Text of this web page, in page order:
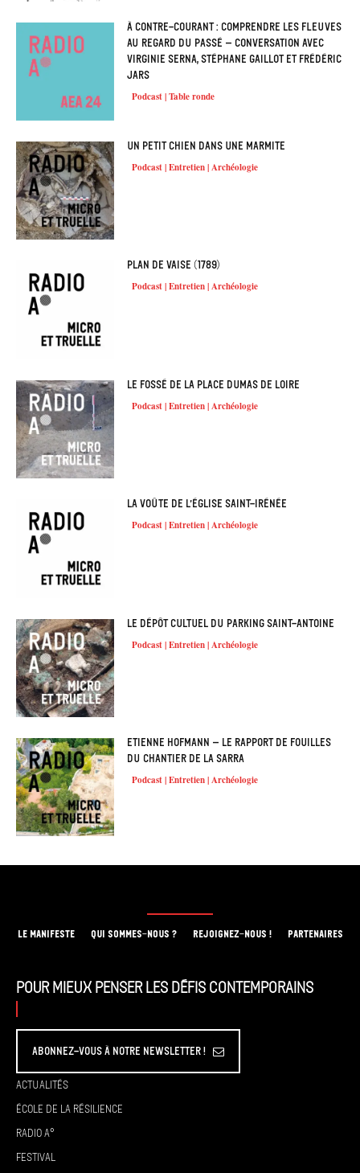
À contre-courant : comprendre les fleuves
au regard du passé – Conversation avec
Virginie Serna, Stéphane Gaillot et Frédéric
Jars
Podcast | Table ronde
Un petit chien dans une marmite
Podcast | Entretien | Archéologie
Plan de Vaise (1789)
Podcast | Entretien | Archéologie
Le fossé de la place Dumas de Loire
Podcast | Entretien | Archéologie
La voûte de l’église Saint-Irénée
Podcast | Entretien | Archéologie
Le dépôt cultuel du parking Saint-Antoine
Podcast | Entretien | Archéologie
Etienne Hofmann – Le rapport de fouilles
du chantier de la Sarra
Podcast | Entretien | Archéologie
LE MANIFESTE QUI SOMMES-NOUS ? REJOIGNEZ-NOUS ! PARTENAIRES
Pour mieux penser les défis contemporains
Abonnez-vous à Notre Newsletter !
Actualités
École de la résilience
Radio A°
Festival